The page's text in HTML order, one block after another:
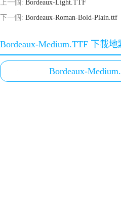
上一個: Bordeaux-Light.TTF
下一個: Bordeaux-Roman-Bold-Plain.ttf
Bordeaux-Medium.TTF 下載地
Bordeaux-